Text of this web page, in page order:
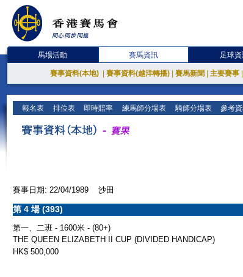
馬場活動 賽馬資訊 足球
賽事資料(本地) 賽事資料(越洋轉播) 賽馬新聞 主要賽事
報名表 排位表 即時賠率 練馬師分場表 騎師分場表 參考
賽事日期: 22/04/1989 沙田
第 4 場 (393)
第一、二班 - 1600米 - (80+)
THE QUEEN ELIZABETH II CUP (DIVIDED HANDICAP)
HK$ 500,000